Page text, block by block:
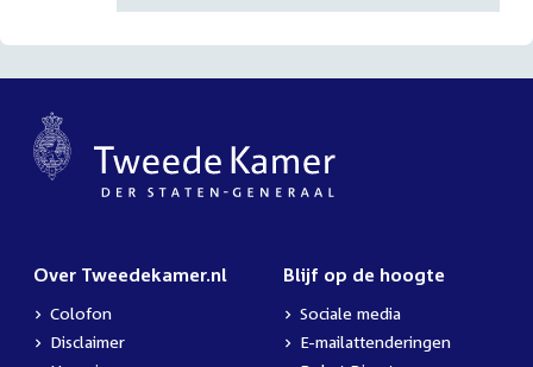
Over Tweedekamer.nl
Colofon
Disclaimer
Blijf op de hoogte
Sociale media
E-mailattenderingen